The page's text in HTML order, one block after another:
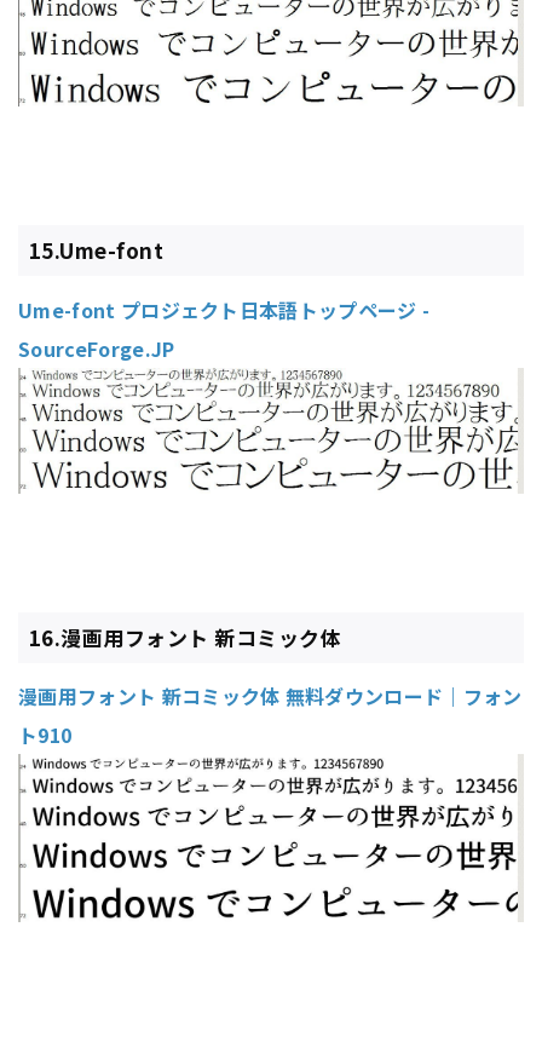
15.Ume-font
Ume-font プロジェクト日本語トップページ -
SourceForge.JP
16.漫画用フォント 新コミック体
漫画用フォント 新コミック体 無料ダウンロード｜フォン
ト910